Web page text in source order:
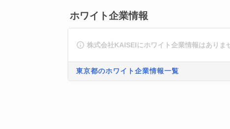
ホワイト企業情報
株式会社KAISEIにホワイト企業情報はありま
東京都のホワイト企業情報一覧